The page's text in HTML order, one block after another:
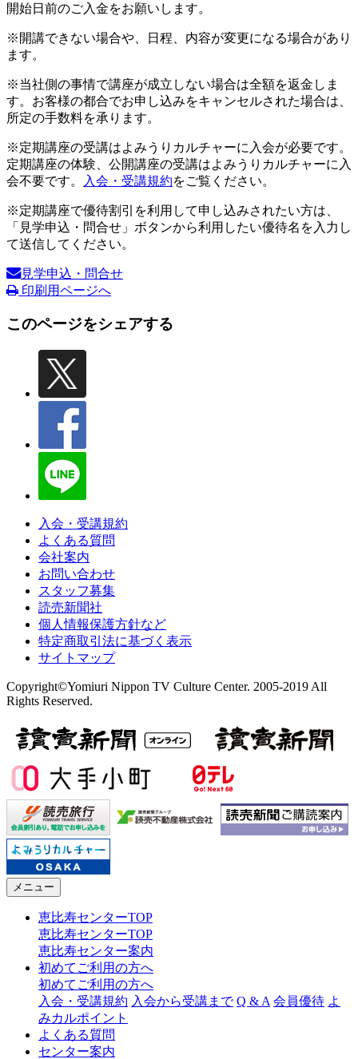
開始日前のご入金をお願いします。
※開講できない場合や、日程、内容が変更になる場合があり
ます。
※当社側の事情で講座が成立しない場合は全額を返金しま
す。お客様の都合でお申し込みをキャンセルされた場合は、
所定の手数料を承ります。
※定期講座の受講はよみうりカルチャーに入会が必要です。
定期講座の体験、公開講座の受講はよみうりカルチャーに入
会不要です。
入会・受講規約をご覧ください。
※定期講座で優待割引を利用して申し込みされたい方は、
「見学申込・問合せ」ボタンから利用したい優待名を入力し
て送信してください。
見学申込・問合せ
印刷用ページへ
このページをシェアする
入会・受講規約
よくある質問
会社案内
お問い合わせ
スタッフ募集
読売新聞社
個人情報保護方針など
特定商取引法に基づく表示
サイトマップ
Copyright©Yomiuri Nippon TV Culture Center. 2005-2019 All
Rights Reserved.
メニュー
恵比寿センターTOP
恵比寿センターTOP
恵比寿センター案内
初めてご利用の方へ
初めてご利用の方へ
入会・受講規約 入会から受講まで Q & A 会員優待 よ
みカルポイント
よくある質問
センター案内